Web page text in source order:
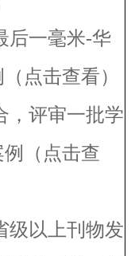
后一毫米-华
（点击查看）
，评审一批学
（点击查
级以上刊物发